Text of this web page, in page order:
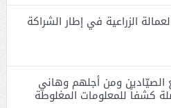
الزراعية في إطار الشراكة
الصيّادين ومن أجلهم وهاني
كشفاً للمعلومات المغلوطة